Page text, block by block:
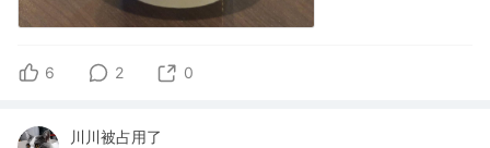
6 2 0
川川被占用了